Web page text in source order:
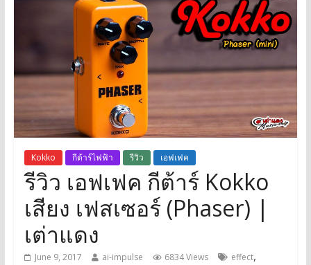
Kokko กีต้าร์ไฟฟ้า รีวิว เอฟเฟค
รีวิว เอฟเฟค กีต้าร์ Kokko
เสียง เฟสเซอร์ (Phaser) |
เต่าแดง
June 9, 2017 ai-impulse 6834 Views effect,